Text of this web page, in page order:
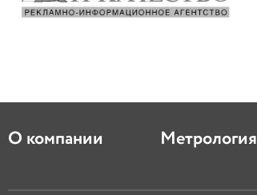
О компании Метрология